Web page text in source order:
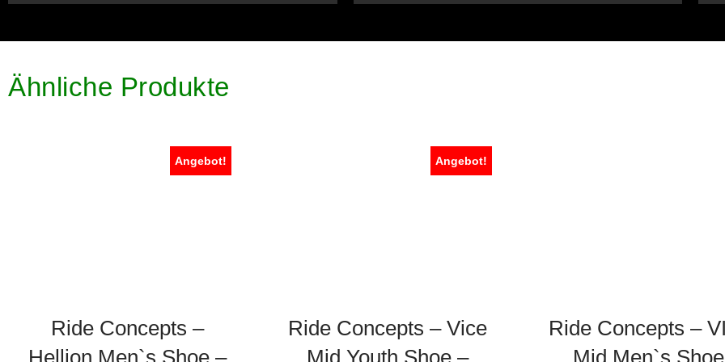
Ähnliche Produkte
Angebot!
Ride Concepts –
Angebot!
Ride Concepts – Vice
Ride Concepts –